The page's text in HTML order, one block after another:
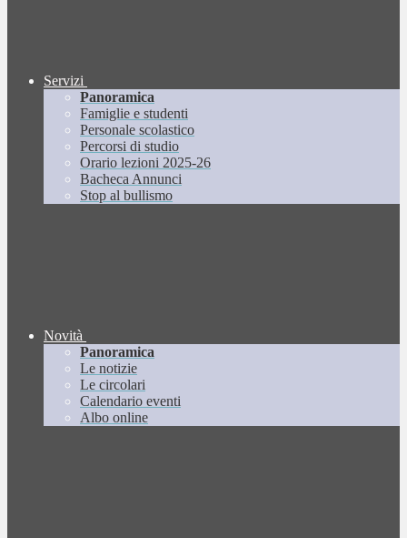
Servizi
Panoramica
Famiglie e studenti
Personale scolastico
Percorsi di studio
Orario lezioni 2025-26
Bacheca Annunci
Stop al bullismo
Novità
Panoramica
Le notizie
Le circolari
Calendario eventi
Albo online